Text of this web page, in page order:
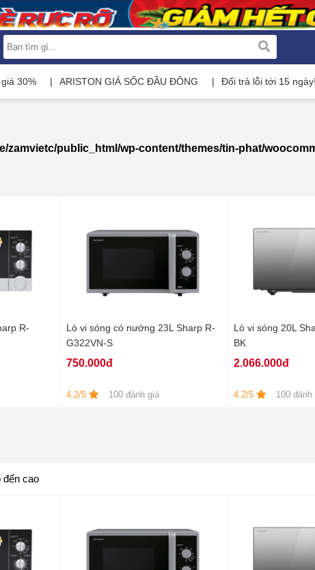
30% ARISTON GIÁ SỐC ĐẦU ĐÔNG Đổi trả lỗi tới 15 ngày!
zamvietc/public_html/wp-content/themes/tin-phat/
R-
Lò vi sóng có nướng 23L Sharp R-
G322VN-S
750.000đ
4.2/5 100 đánh giá
Lò vi sóng 20L
BK
2.066.000đ
4.2/5 100 đánh
đến cao